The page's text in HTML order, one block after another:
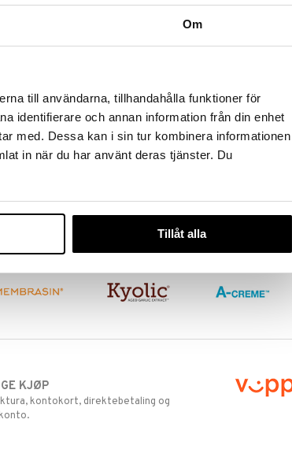
Om
till användarna, tillhandahålla funktioner för
identifierare och annan information från din enhet
med. Dessa kan i sin tur kombinera informationen
in när du har använt deras tjänster. Du
Tillåt alla
KJØP
kontokort, direktebetaling og